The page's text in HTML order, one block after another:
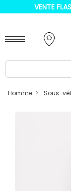
VENTE
Homme Sous-